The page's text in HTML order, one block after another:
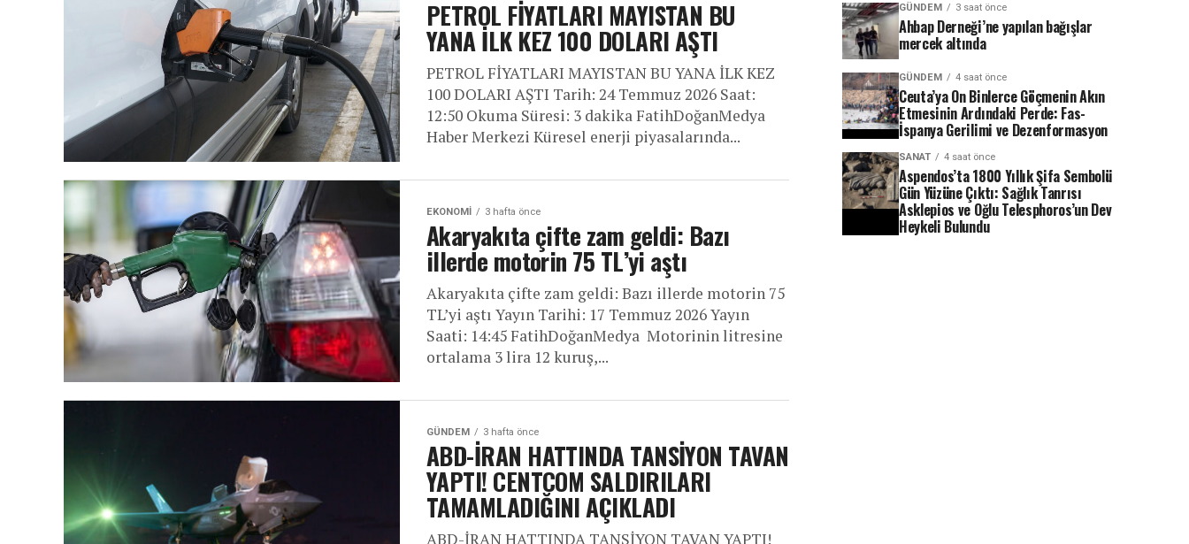
PETROL FİYATLARI MAYISTAN BU
YANA İLK KEZ 100 DOLARI AŞTI
PETROL FİYATLARI MAYISTAN BU YANA İLK KEZ
100 DOLARI AŞTI Tarih: 24 Temmuz 2026 Saat:
12:50 Okuma Süresi: 3 dakika FatihDoğanMedya
Haber Merkezi Küresel enerji piyasalarında...
EKONOMI 3 hafta önce
Akaryakıta çifte zam geldi: Bazı
illerde motorin 75 TL’yi aştı
Akaryakıta çifte zam geldi: Bazı illerde motorin 75
TL’yi aştı Yayın Tarihi: 17 Temmuz 2026 Yayın
Saati: 14:45 FatihDoğanMedya Motorinin litresine
ortalama 3 lira 12 kuruş,...
GÜNDEM 3 hafta önce
ABD-İRAN HATTINDA TANSİYON TAVAN
YAPTI! CENTCOM SALDIRILARI
TAMAMLADIĞINI AÇIKLADI
ABD-İRAN HATTINDA TANSİYON TAVAN YAPTI!
GÜNDEM 3 saat önce
Ahbap Derneği’ne yapılan bağışlar
mercek altında
GÜNDEM 4 saat önce
Ceuta’ya On Binlerce Göçmenin Akın
Etmesinin Ardındaki Perde: Fas-
İspanya Gerilimi ve Dezenformasyon
SANAT 4 saat önce
Aspendos’ta 1800 Yıllık Şifa Sembolü
Gün Yüzüne Çıktı: Sağlık Tanrısı
Asklepios ve Oğlu Telesphoros’un Dev
Heykeli Bulundu